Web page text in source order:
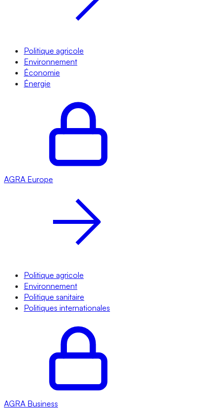
Politique agricole
Environnement
Économie
Énergie
AGRA Europe
Politique agricole
Environnement
Politique sanitaire
Politiques internationales
AGRA Business